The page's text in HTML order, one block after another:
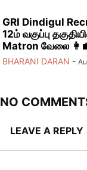
GRI Dindigul
12ம் வகுப்பு
Matron வேலை
BHARANI DARAN -
NO
LEAVE A REPLY